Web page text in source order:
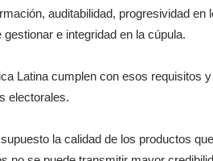
auditabilidad, progresividad en
e integridad en la cúpula.
Latina cumplen con esos requisitos
electorales.
la calidad de los productos